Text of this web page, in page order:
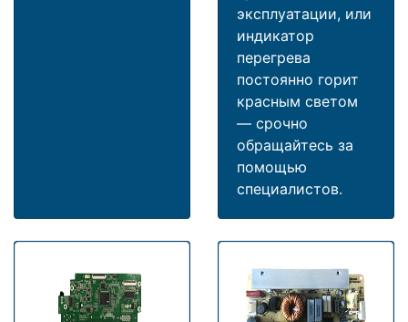
эксплуатации, или
индикатор
перегрева
постоянно горит
красным светом
— срочно
обращайтесь за
помощью
специалистов.